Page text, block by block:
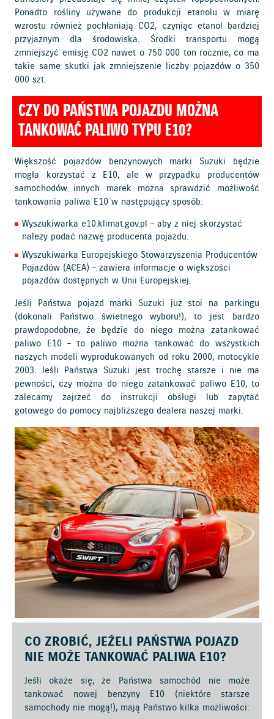
Ponadto rośliny używane do produkcji etanolu w miarę
wzrostu również pochłaniają CO2, czyniąc etanol bardziej
przyjaznym dla środowiska. Środki transportu mogą
zmniejszyć emisję CO2 nawet o 750 000 ton rocznie, co ma
takie same skutki jak zmniejszenie liczby pojazdów o 350
000 szt.
CZY DO PAŃSTWA POJAZDU MOŻNA
TANKOWAĆ PALIWO TYPU E10?
Większość pojazdów benzynowych marki Suzuki będzie
mogła korzystać z E10, ale w przypadku producentów
samochodów innych marek można sprawdzić możliwość
tankowania paliwa E10 w następujący sposób:
Wyszukiwarka e10.klimat.gov.pl – aby z niej skorzystać
należy podać nazwę producenta pojazdu.
Wyszukiwarka Europejskiego Stowarzyszenia Producentów
Pojazdów (ACEA) – zawiera informacje o większości
pojazdów dostępnych w Unii Europejskiej.
Jeśli Państwa pojazd marki Suzuki już stoi na parkingu
(dokonali Państwo świetnego wyboru!), to jest bardzo
prawdopodobne, że będzie do niego można zatankować
paliwo E10 – to paliwo można tankować do wszystkich
naszych modeli wyprodukowanych od roku 2000, motocykle
2003. Jeśli Państwa Suzuki jest trochę starsze i nie ma
pewności, czy można do niego zatankować paliwo E10, to
zalecamy zajrzeć do instrukcji obsługi lub zapytać
gotowego do pomocy najbliższego dealera naszej marki.
CO ZROBIĆ, JEŻELI PAŃSTWA POJAZD
NIE MOŻE TANKOWAĆ PALIWA E10?
Jeśli okaże się, że Państwa samochód nie może
tankować nowej benzyny E10 (niektóre starsze
samochody nie mogą!), mają Państwo kilka możliwości: